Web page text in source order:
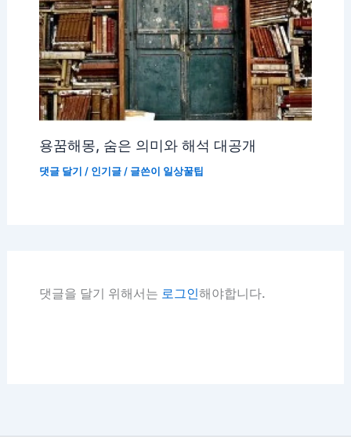
용꿈해몽, 숨은 의미와 해석 대공개
댓글 달기 / 인기글/ 글쓴이 일상꿀팁
댓글을 달기 위해서는 로그인해야합니다.